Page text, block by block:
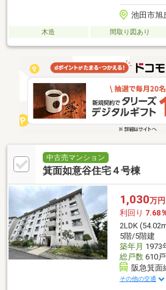
池田市旭
木造 間取り図あり
中古売マンション
箕面如意谷住宅４号棟
1,030万円
利回り 7.68
2LDK
5階/5階建
築年月 1973
総戸数610戸
阪急箕面
その他の交通